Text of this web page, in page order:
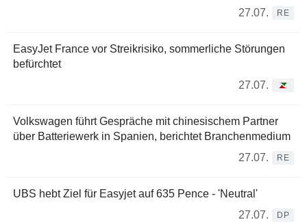
27.07.
RE
EasyJet France vor Streikrisiko, sommerliche Störungen
befürchtet
27.07.
Volkswagen führt Gespräche mit chinesischem Partner
über Batteriewerk in Spanien, berichtet Branchenmedium
27.07.
RE
UBS hebt Ziel für Easyjet auf 635 Pence - 'Neutral'
27.07.
DP